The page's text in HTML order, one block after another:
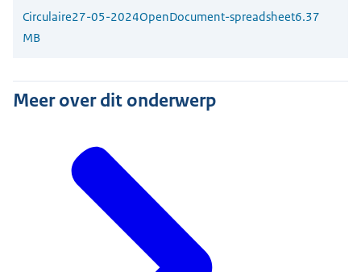
Circulaire27-05-2024OpenDocument-spreadsheet6.37
MB
Meer over dit onderwerp